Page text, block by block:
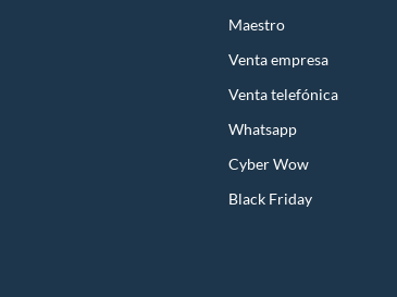
Maestro
Venta empresa
Venta telefónica
Whatsapp
Cyber Wow
Black Friday